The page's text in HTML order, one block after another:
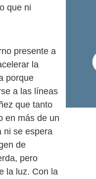
que ni
presente a
la
porque
a las líneas
que tanto
en más de un
ni se espera
de
pero
la luz. Con la